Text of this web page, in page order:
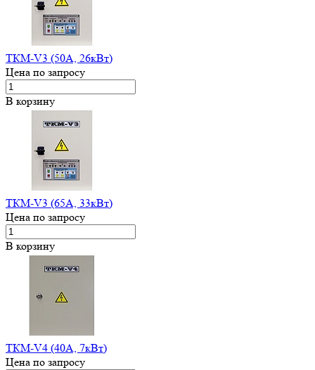
ТКМ-V3 (50А, 26кВт)
Цена по запросу
В корзину
ТКМ-V3 (65А, 33кВт)
Цена по запросу
В корзину
ТКМ-V4 (40А, 7кВт)
Цена по запросу